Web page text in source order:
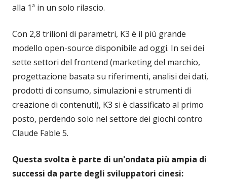
alla 1ª in un solo rilascio.
Con 2,8 trilioni di parametri, K3 è il più grande
modello open-source disponibile ad oggi. In sei dei
sette settori del frontend (marketing del marchio,
progettazione basata su riferimenti, analisi dei dati,
prodotti di consumo, simulazioni e strumenti di
creazione di contenuti), K3 si è classificato al primo
posto, perdendo solo nel settore dei giochi contro
Claude Fable 5.
Questa svolta è parte di un'ondata più ampia di
successi da parte degli sviluppatori cinesi: